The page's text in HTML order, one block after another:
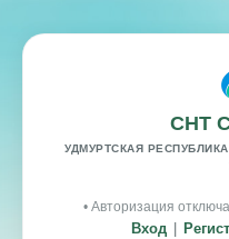
СНТ
УДМУРТСКАЯ
• Авторизация
Вход